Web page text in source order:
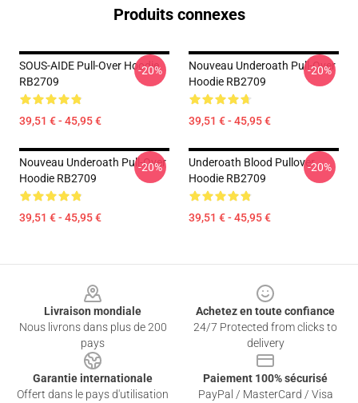
Produits connexes
SOUS-AIDE Pull-Over Hoodie
RB2709
39,51 € - 45,95 €
-20%
Nouveau Underoath Pull-Over
Hoodie RB2709
39,51 € - 45,95 €
-20%
Nouveau Underoath Pull-Over
Hoodie RB2709
39,51 € - 45,95 €
-20%
Underoath Blood Pullover
Hoodie RB2709
39,51 € - 45,95 €
-20%
Livraison mondiale
Nous livrons dans plus de 200
pays
Achetez en toute confiance
24/7 Protected from clicks to
delivery
Garantie internationale
Offert dans le pays d'utilisation
Paiement 100% sécurisé
PayPal / MasterCard / Visa